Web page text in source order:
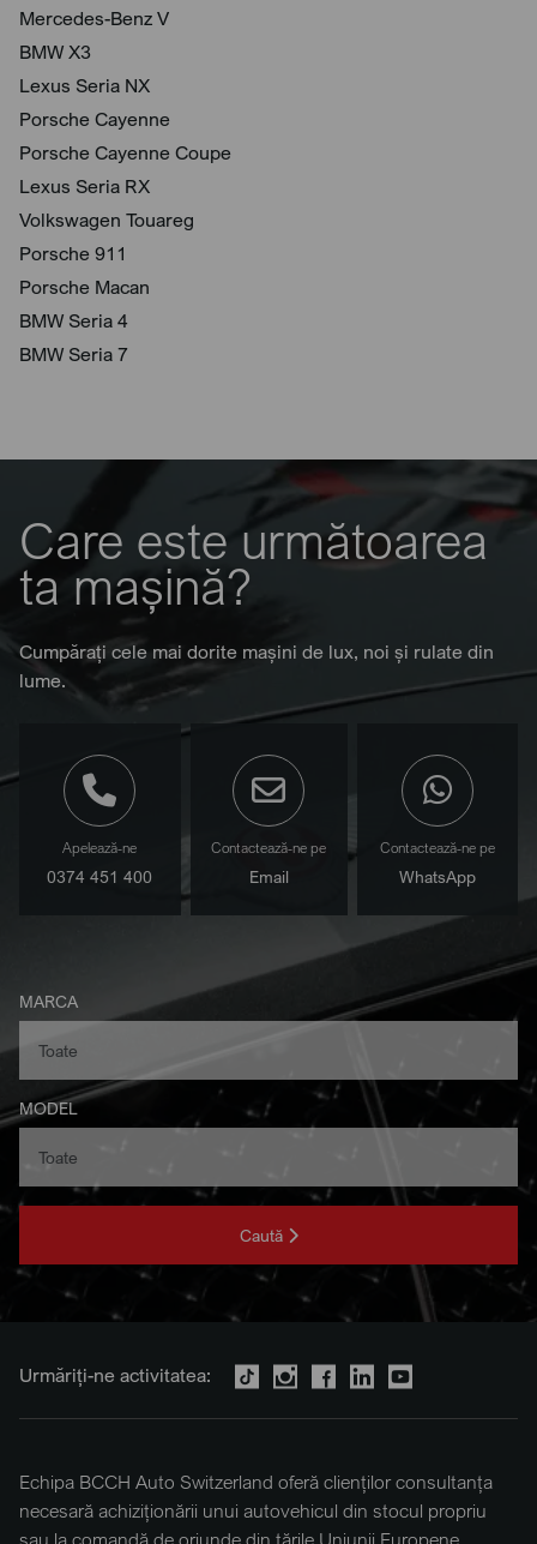
Mercedes-Benz V
BMW X3
Lexus Seria NX
Porsche Cayenne
Porsche Cayenne Coupe
Lexus Seria RX
Volkswagen Touareg
Porsche 911
Porsche Macan
BMW Seria 4
BMW Seria 7
Care este următoarea
ta mașină?
Cumpărați cele mai dorite mașini de lux, noi și rulate din
lume.
Apelează-ne
0374 451 400
Contactează-ne pe
Email
Contactează-ne pe
WhatsApp
MARCA
MODEL
Caută
Urmăriți-ne activitatea:
Echipa BCCH Auto Switzerland oferă clienților consultanța
necesară achiziționării unui autovehicul din stocul propriu